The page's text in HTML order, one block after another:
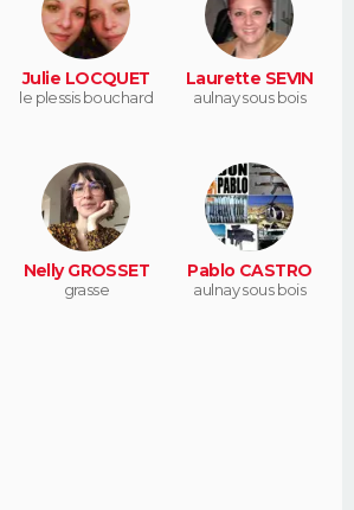
Julie LOCQUET
le plessis bouchard
Laurette SEVIN
aulnay sous bois
Nelly GROSSET
grasse
Pablo CASTRO
aulnay sous bois